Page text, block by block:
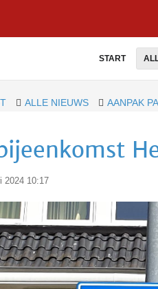
START
ALLE NIEUWS AANPAK
2024 10:17